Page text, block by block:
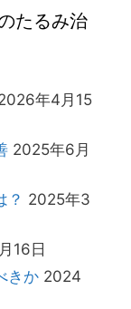
たるみ治
年4月15
2025年6月
？ 2025年3
16日
きか 2024